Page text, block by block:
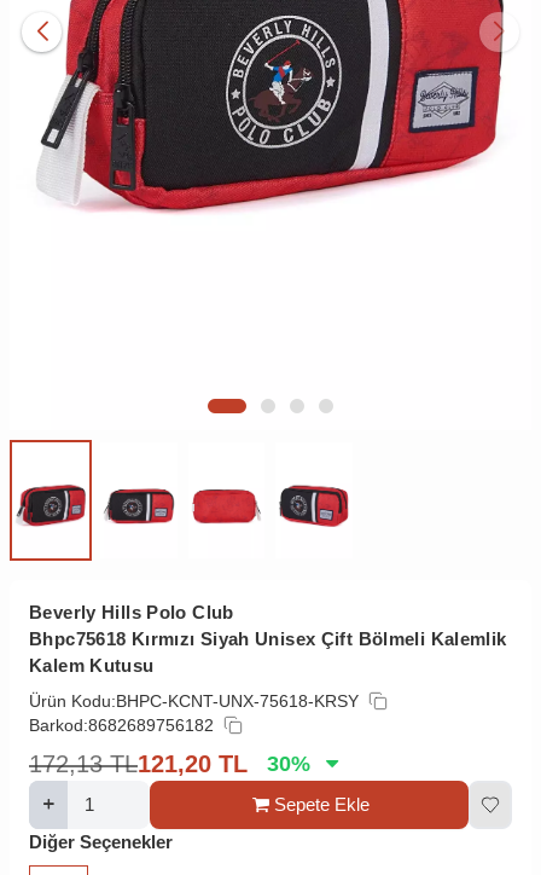
Beverly Hills Polo Club
Bhpc75618 Kırmızı Siyah Unisex Çift Bölmeli Kalemlik
Kalem Kutusu
Ürün Kodu:BHPC-KCNT-UNX-75618-KRSY
Barkod:8682689756182
172,13 TL121,20 TL 30%
Sepete Ekle
Diğer Seçenekler